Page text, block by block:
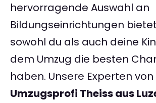
hervorragende Auswahl an
Bildungseinrichtungen
sowohl du als auch deine
dem Umzug die besten
haben. Unsere Experten von
Umzugsprofi Theiss aus